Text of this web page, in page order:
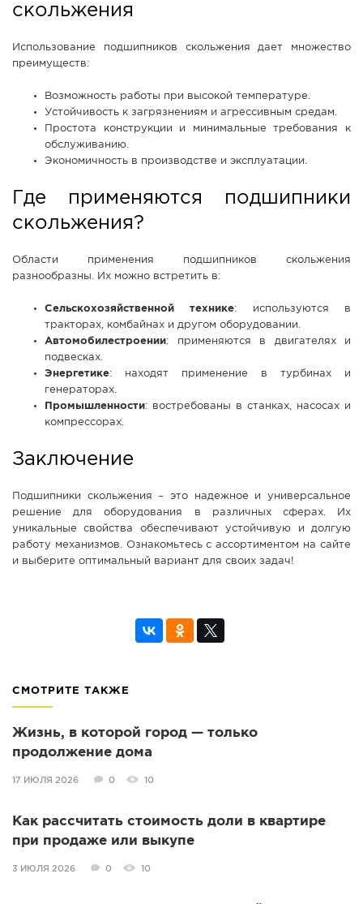
скольжения
Использование подшипников скольжения дает множество
преимуществ:
Возможность работы при высокой температуре.
Устойчивость к загрязнениям и агрессивным средам.
Простота конструкции и минимальные требования к
обслуживанию.
Экономичность в производстве и эксплуатации.
Где применяются подшипники
скольжения?
Области применения подшипников скольжения
разнообразны. Их можно встретить в:
Сельскохозяйственной технике: используются в
тракторах, комбайнах и другом оборудовании.
Автомобилестроении: применяются в двигателях и
подвесках.
Энергетике: находят применение в турбинах и
генераторах.
Промышленности: востребованы в станках, насосах и
компрессорах.
Заключение
Подшипники скольжения – это надежное и универсальное
решение для оборудования в различных сферах. Их
уникальные свойства обеспечивают устойчивую и долгую
работу механизмов. Ознакомьтесь с ассортиментом на сайте
и выберите оптимальный вариант для своих задач!
СМОТРИТЕ ТАКЖЕ
Жизнь, в которой город — только
продолжение дома
17 ИЮЛЯ 2026 0 10
Как рассчитать стоимость доли в квартире
при продаже или выкупе
3 ИЮЛЯ 2026 0 10